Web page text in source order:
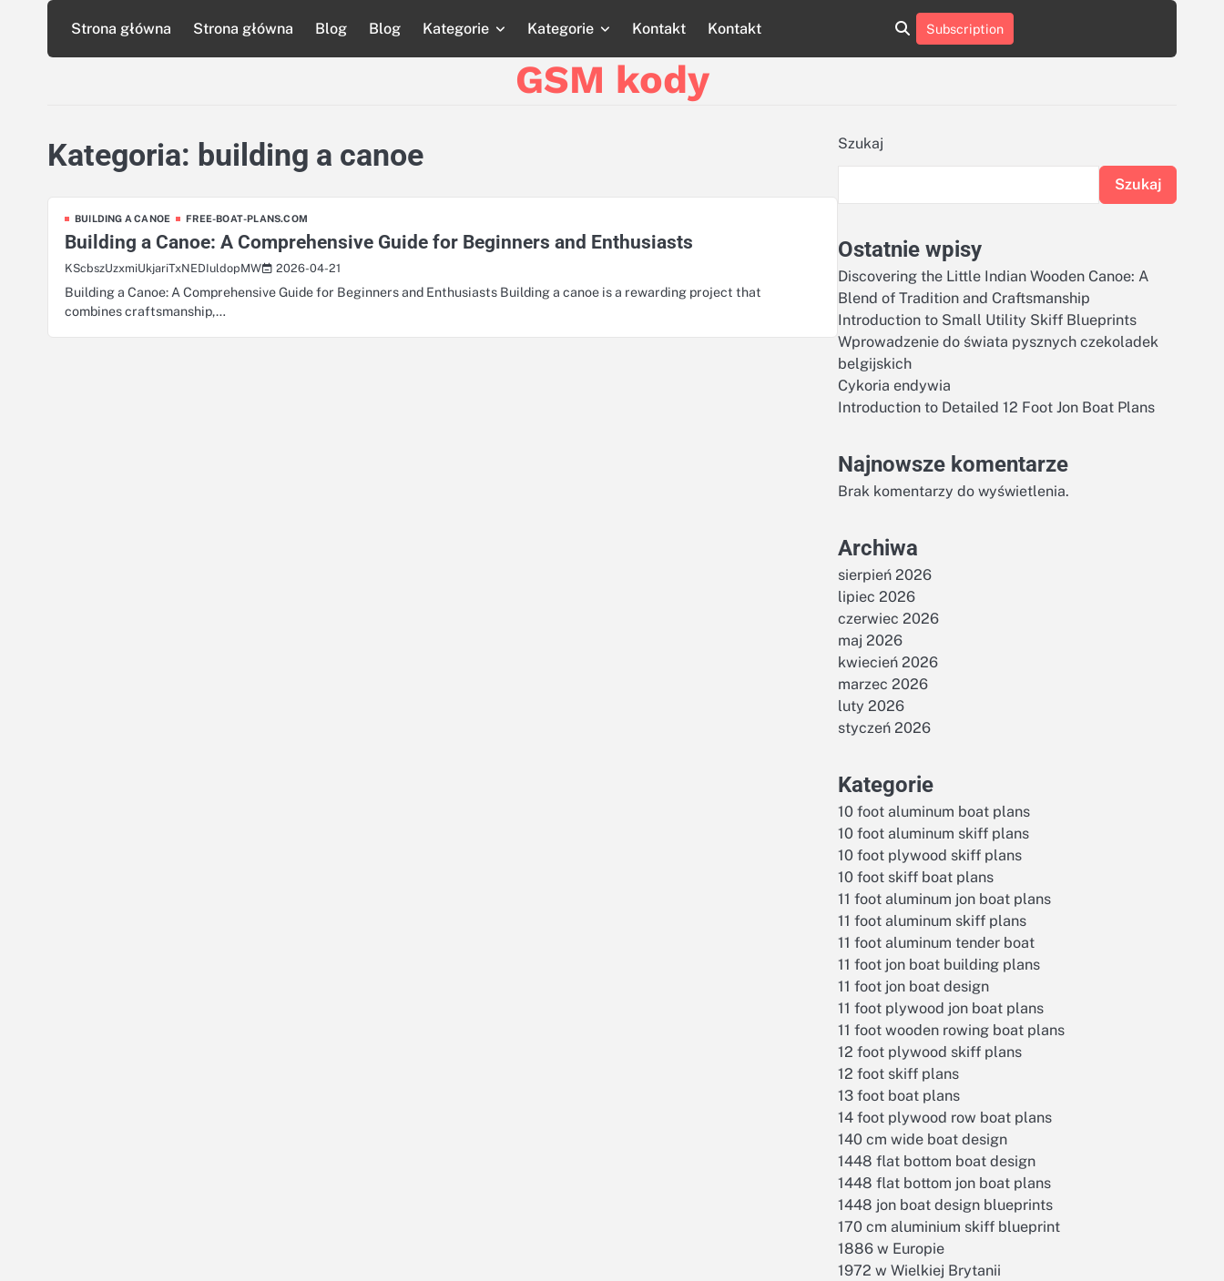
content
Strona główna Strona główna Blog Blog Kategorie Kategorie Kontakt Kontakt
główna
główna
aluminumboatplans.com
aluminumboatplans.com
Kontakt
Kontakt
Subscription
GSM kody
Kategoria: building a canoe
BUILDING A CANOE FREE-BOAT-PLANS.COM
Building a Canoe: A Comprehensive Guide for Beginners and Enthusiasts
KScbszUzxmiUkjariTxNEDIuldopMW 2026-04-21
Building a Canoe: A Comprehensive Guide for Beginners and Enthusiasts Building a canoe is a rewarding project that
combines craftsmanship,…
Szukaj
Szukaj
Ostatnie wpisy
Discovering the Little Indian Wooden Canoe: A
Blend of Tradition and Craftsmanship
Introduction to Small Utility Skiff Blueprints
Wprowadzenie do świata pysznych czekoladek
belgijskich
Cykoria endywia
Introduction to Detailed 12 Foot Jon Boat Plans
Najnowsze komentarze
Brak komentarzy do wyświetlenia.
Archiwa
sierpień 2026
lipiec 2026
czerwiec 2026
maj 2026
kwiecień 2026
marzec 2026
luty 2026
styczeń 2026
Kategorie
10 foot aluminum boat plans
10 foot aluminum skiff plans
10 foot plywood skiff plans
10 foot skiff boat plans
11 foot aluminum jon boat plans
11 foot aluminum skiff plans
11 foot aluminum tender boat
11 foot jon boat building plans
11 foot jon boat design
11 foot plywood jon boat plans
11 foot wooden rowing boat plans
12 foot plywood skiff plans
12 foot skiff plans
13 foot boat plans
14 foot plywood row boat plans
140 cm wide boat design
1448 flat bottom boat design
1448 flat bottom jon boat plans
1448 jon boat design blueprints
170 cm aluminium skiff blueprint
1886 w Europie
1972 w Wielkiej Brytanii